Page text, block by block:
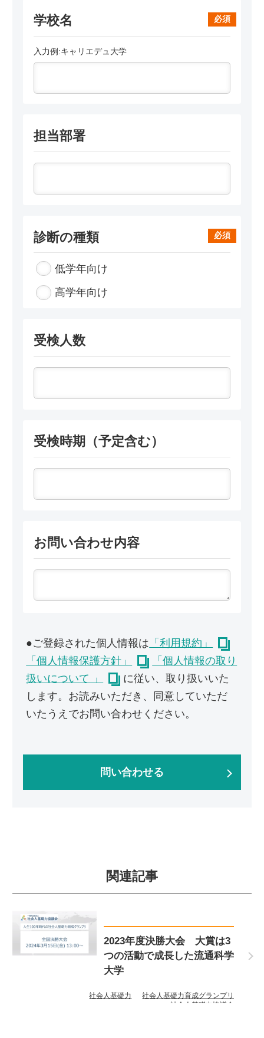
学校名 必須
入力例:キャリエデュ大学
担当部署
診断の種類 必須
低学年向け
高学年向け
受検人数
受検時期（予定含む）
お問い合わせ内容
●ご登録された個人情報は 「利用規約」
「個人情報保護方針」
「個人情報の取り
扱いについて 」
に従い、取り扱いいた
します。お読みいただき、同意していただ
いたうえでお問い合わせください。
関連記事
2023年度決勝大会 大賞は3
つの活動で成長した流通科学
大学
社会人基礎力
社会人基礎力育成グランプリ
社会人基礎力協議会